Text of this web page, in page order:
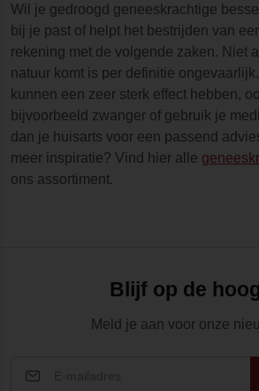
Wil je gedroogd geneeskrachtige
bij je past of helpt het bestrijden van
rekening met de volgende zaken. Niet
natuur komt is per definitie
kunnen een zeer sterk effect hebben,
bijvoorbeeld zwanger of gebruik je
dan je huisarts voor een passend
meer inspiratie? Vind hier alle
ons assortiment.
Blijf op de
Meld je aan voor onze